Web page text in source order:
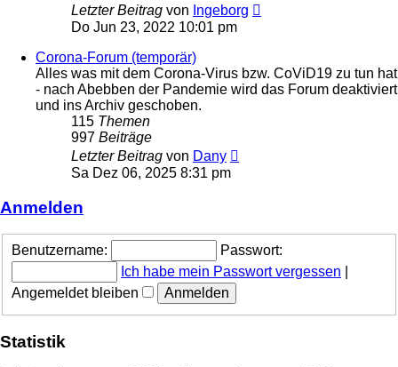
Letzter Beitrag von Ingeborg
Do Jun 23, 2022 10:01 pm
Corona-Forum (temporär)
Alles was mit dem Corona-Virus bzw. CoViD19 zu tun hat
- nach Abebben der Pandemie wird das Forum deaktiviert
und ins Archiv geschoben.
115 Themen
997 Beiträge
Letzter Beitrag von Dany
Sa Dez 06, 2025 8:31 pm
Anmelden
Benutzername:
Passwort:
Ich habe mein Passwort vergessen
Angemeldet bleiben
Statistik